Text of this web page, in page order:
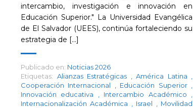
intercambio, investigación e innovación en
Educación Superior." La Universidad Evangélica
de El Salvador (UEES), continúa fortaleciendo su
estrategia de [...]
Publicado en: Noticias 2026
Etiquetas: Alianzas Estratégicas América Latina
Cooperación Internacional
Educación Superior
Innovación educativa
Intercambio Académico
Internacionalización Académica
Israel
Movilidad